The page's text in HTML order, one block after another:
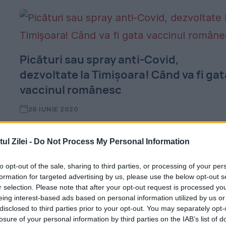
Zilei - Do Not Process My Personal Information
opt-out of the sale, sharing to third parties, or processing of your
for targeted advertising by us, please use the below opt-out
selection. Please note that after your opt-out request is processed
interest-based ads based on personal information utilized by us
to third parties prior to your opt-out. You may separately
of your personal information by third parties on the IAB’s list of
Picături sau spray anti-Covid,
dezvoltate la Timișoara! Când va fi
vaccinul românesc
28 IUNIE 2020
dezvoltat de o echipă de cercetători de la
Centrul de Terapii Genice şi Celulare în
Tratamentul Cancerului - OncoGen, care
funcţionează în cadrul Spitalului Clinic...